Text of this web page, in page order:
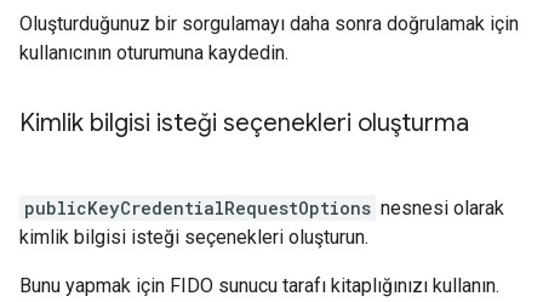
Oluşturduğunuz bir sorgulamayı daha sonra doğrulamak için
kullanıcının oturumuna kaydedin.
Kimlik bilgisi isteği seçenekleri oluşturma
publicKeyCredentialRequestOptions nesnesi olarak
kimlik bilgisi isteği seçenekleri oluşturun.
Bunu yapmak için FIDO sunucu tarafı kitaplığınızı kullanın.